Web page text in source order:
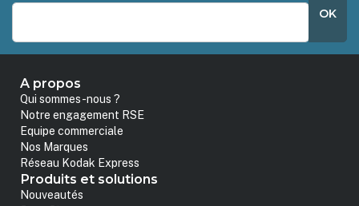
OK
A propos
Qui sommes-nous ?
Notre engagement RSE
Equipe commerciale
Nos Marques
Réseau Kodak Express
Produits et solutions
Nouveautés